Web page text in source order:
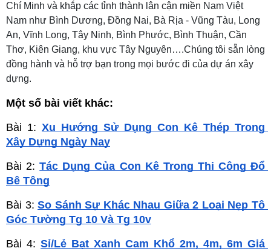
Chí Minh và khắp các tỉnh thành lân cận miền Nam Việt
Nam như Bình Dương, Đồng Nai, Bà Rịa - Vũng Tàu, Long
An, Vĩnh Long, Tây Ninh, Bình Phước, Bình Thuận, Cần
Thơ, Kiên Giang, khu vực Tây Nguyên….Chúng tôi sẵn lòng
đồng hành và hỗ trợ bạn trong mọi bước đi của dự án xây
dựng.
Một số bài viết khác:
Bài 1: Xu Hướng Sử Dụng Con Kê Thép Trong
Xây Dựng Ngày Nay
Bài 2: Tác Dụng Của Con Kê Trong Thi Công Đổ
Bê Tông
Bài 3: So Sánh Sự Khác Nhau Giữa 2 Loại Nẹp Tô
Góc Tường Tg 10 Và Tg 10v
Bài 4: Sỉ/Lẻ Bạt Xanh Cam Khổ 2m, 4m, 6m Giá